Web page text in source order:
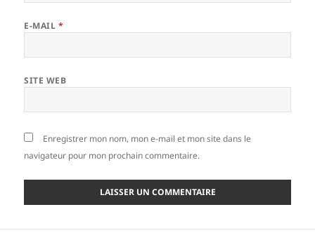
E-MAIL *
SITE WEB
Enregistrer mon nom, mon e-mail et mon site dans le
navigateur pour mon prochain commentaire.